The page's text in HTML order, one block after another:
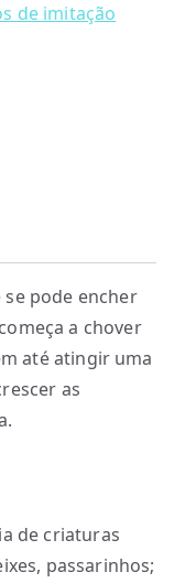
de imitação
pode encher
a chover
até atingir uma
as
de criaturas
passarinhos;